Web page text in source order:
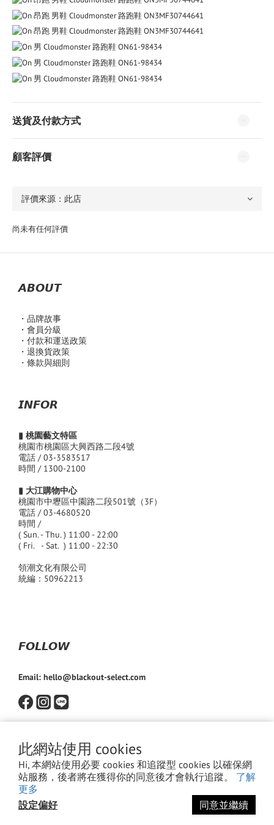
此網站使用 cookies
Hi, 本網站使用必要 cookies 和追蹤型 cookies 以確保網
站服務，後者將在獲得你的同意後才會執行追蹤。 了解
更多
設定偏好
同意並繼續
送貨及付款方式
顧客評價
尚未有任何評價
立即購買
𝘼𝘽𝙊𝙐𝙏
・品牌故事
・會員分級
・付款和運送政策
・退換貨政策
・條款與細則
𝙄𝙉𝙁𝙊𝙍
▮ 桃園藝文特區
桃園市桃園區大興西路二段4號
電話 / 03-3583517
時間 / 1300-2100
▮ 大江購物中心
桃園市中壢區中園路二段501號（3F）
電話 / 03-4680520
時間 /
( Sun. - Thu. ) 11:00 - 22:00
( Fri. - Sat. ) 11:00 - 22:30
領潮文化有限公司
統編：50962213
𝙁𝙊𝙇𝙇𝙊𝙒
Email: hello@blackout-select.com